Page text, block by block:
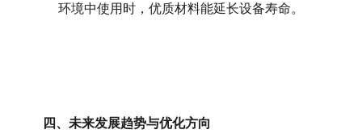
环境中使用时，优质材料能延长设备寿命。
四、未来发展趋势与优化方向